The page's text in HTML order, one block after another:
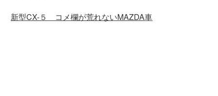
新型CX-５ コメ欄が荒れないMAZDA車